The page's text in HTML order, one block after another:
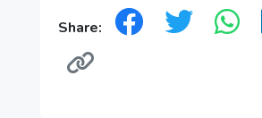
Share: